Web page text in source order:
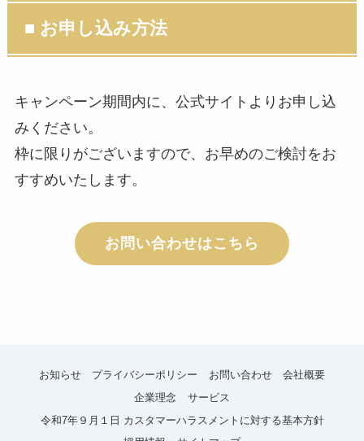
■ お申し込み方法
キャンペーン期間内に、公式サイトよりお申し込
みください。
枠に限りがございますので、お早めのご検討をお
すすめいたします。
お問い合わせはこちら
お知らせ プライバシーポリシー お問い合わせ
会社概要
企業理念
サービス
令和7年９月１日 カスタマーハラスメントに対する基本方針